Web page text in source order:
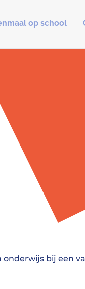
op school
onderwijs bij een